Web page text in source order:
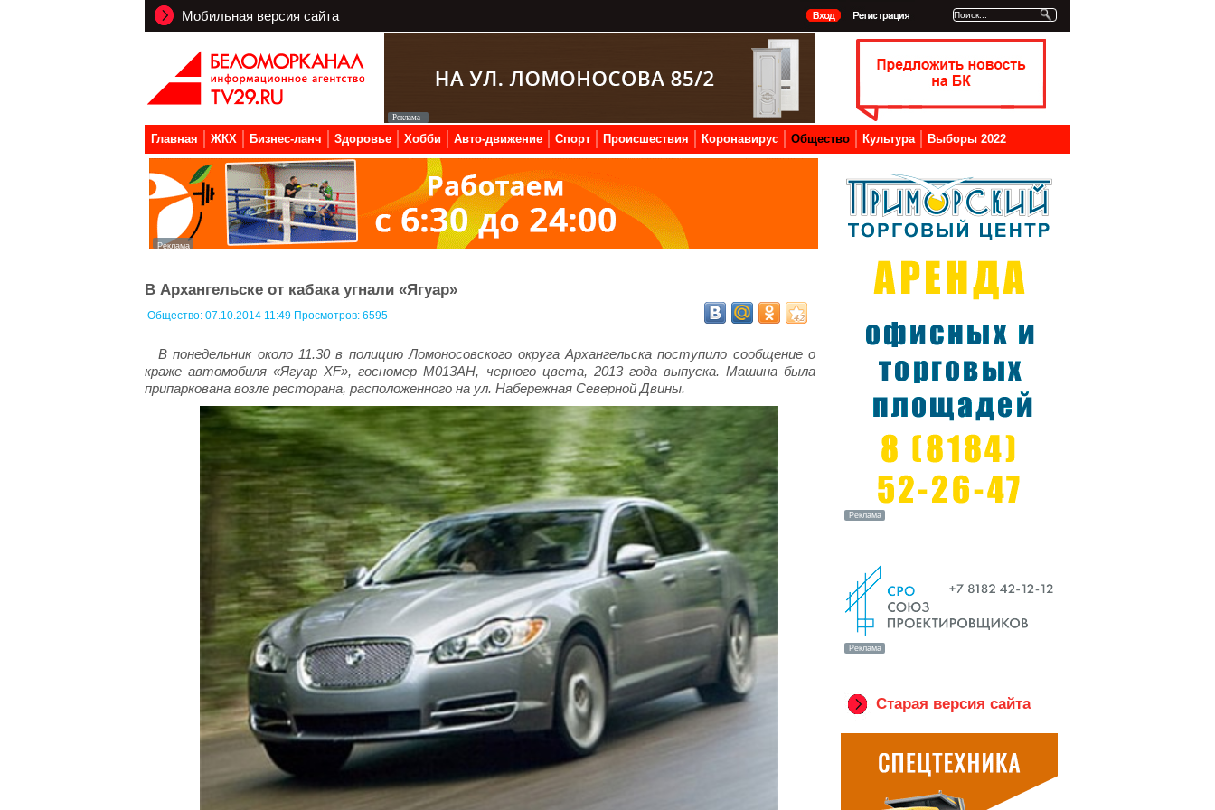
Мобильная версия сайта
Главная ЖКХ Бизнес-ланч Здоровье Хобби Авто-движение Спорт Происшествия Коронавирус Общество Культура Выборы 2022
В Архангельске от кабака угнали «Ягуар»
Общество: 07.10.2014 11:49 Просмотров: 6595
В понедельник около 11.30 в полицию Ломоносовского округа Архангельска поступило сообщение о
краже автомобиля «Ягуар XF», госномер М013АН, черного цвета, 2013 года выпуска. Машина была
припаркована возле ресторана, расположенного на ул. Набережная Северной Двины.
Старая версия сайта